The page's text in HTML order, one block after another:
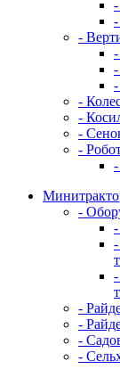
-
-
-
-
-
-
-
-
-
-